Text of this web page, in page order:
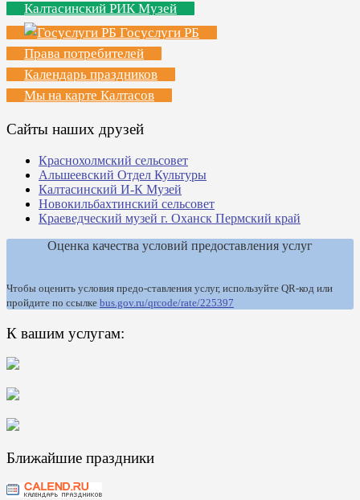
Калтасинский РИК Музей
Госуслуги РБ
Права потребителей
Календарь праздников
Мы на карте Калтасов
Сайты наших друзей
Краснохолмский сельсовет
Альшеевский Отдел Культуры
Калтасинский И-К Музей
Новокильбахтинский сельсовет
Краеведческий музей г. Оханск Пермский край
Оценка качества условий предоставления услуг
Чтобы оценить условия предо-ставления услуг, используйте QR-код или
пройдите по ссылке bus.gov.ru/qrcode/rate/225397
К вашим услугам:
Ближайшие праздники